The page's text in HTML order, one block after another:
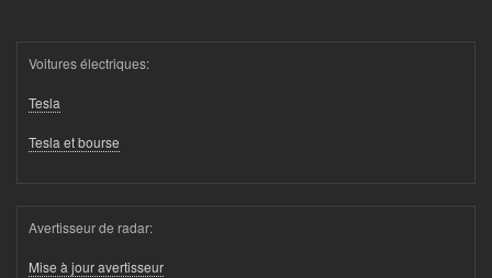
Voitures électriques:
Tesla
Tesla et bourse
Avertisseur de radar:
Mise à jour avertisseur